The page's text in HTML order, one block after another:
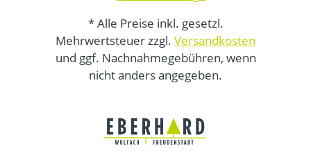
* Alle Preise inkl. gesetzl.
Mehrwertsteuer zzgl. Versandkosten
und ggf. Nachnahmegebühren, wenn
nicht anders angegeben.